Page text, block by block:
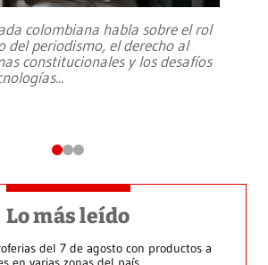
colombiana habla sobre el rol
del periodismo, el derecho al
constitucionales y los desafíos
...
Lo más leído
del 7 de agosto con productos a